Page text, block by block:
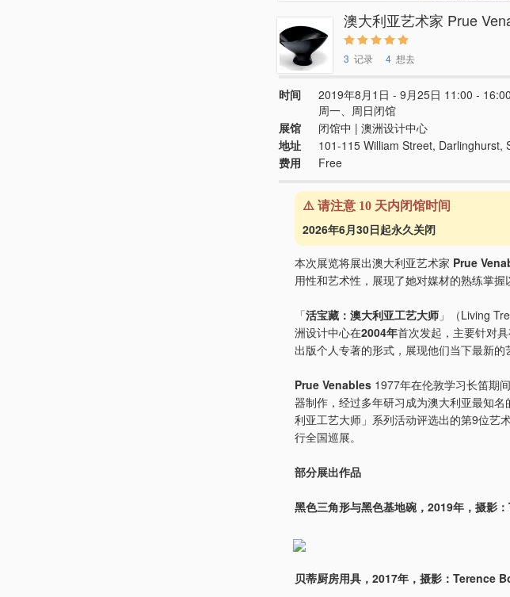
澳大利亚艺术家 Prue
3 记录 4 想去
时间
2019年8月1日 - 9月25日 11:00 - 16:00
周一、周日闭馆
展馆
闭馆中 | 澳洲设计中心
地址
101-115 William Street, Darlinghurst,
费用
Free
⚠️ 请注意 10 天内闭馆时间
2026年6月30日起永久关闭
本次展览将展出澳大利亚艺术家 Prue
用性和艺术性，展现了她对媒材的熟练掌握
「活宝藏：澳大利亚工艺大师 」（Living
洲设计中心在2004年首次发起，主要针对
出版个人专著的形式，展现他们当下最新的
Prue Venables 1977年在伦敦学习长笛期
器制作，经过多年研习成为澳大利亚最知
利亚工艺大师」系列活动评选出的第9位艺
行全国巡展。
部分展出作品
黑色三角形与黑色基地碗，2019年，摄影
贝蒂厨房用具，2017年，摄影：Terence